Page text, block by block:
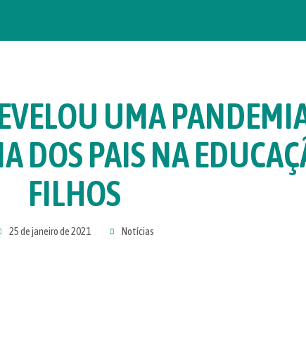
UMA
DOS PAIS NA
FILHOS
25 de janeiro de 2021 Notícias